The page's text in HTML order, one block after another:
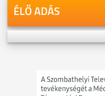
ÉLŐ ADÁS